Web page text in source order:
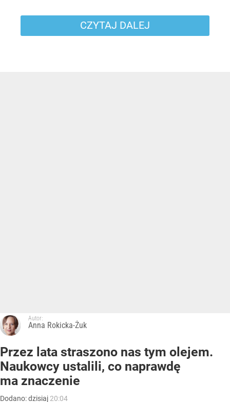
CZYTAJ DALEJ
Autor:
Anna Rokicka-Żuk
Przez lata straszono nas tym olejem.
Naukowcy ustalili, co naprawdę
ma znaczenie
Dodano:dzisiaj 20:04